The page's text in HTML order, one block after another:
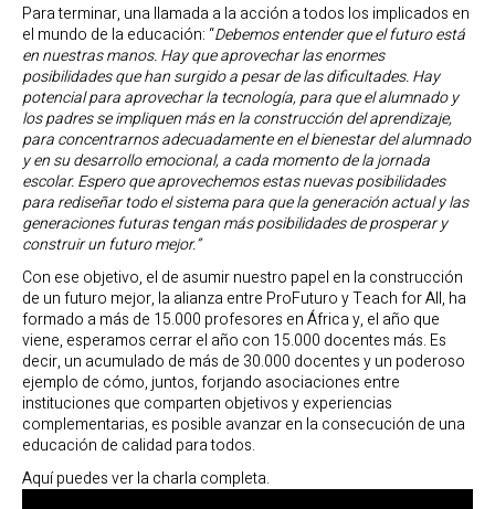
Para terminar, una llamada a la acción a todos los implicados en
el mundo de la educación: “Debemos entender que el futuro está
en nuestras manos. Hay que aprovechar las enormes
posibilidades que han surgido a pesar de las dificultades. Hay
potencialpara aprovechar la tecnología, para que el alumnado y
los padres se impliquen más en la construcción del aprendizaje,
para concentrarnos adecuadamente en el bienestar del alumnado
y en su desarrollo emocional, a cada momento de la jornada
escolar. Espero que aprovechemos estas nuevas posibilidades
para rediseñar todo el sistema para que la generación actual y las
generaciones futuras tengan más posibilidades de prosperar y
construir un futuro mejor.”
Con ese objetivo, el de asumir nuestro papel en la construcción
de un futuro mejor, la alianza entre ProFuturo y Teach for All, ha
formado a más de 15.000 profesores en África y, el año que
viene, esperamos cerrar el año con 15.000 docentes más. Es
decir, un acumulado de más de 30.000 docentes y un poderoso
ejemplo de cómo, juntos, forjando asociaciones entre
instituciones que comparten objetivos y experiencias
complementarias, es posible avanzar en la consecución de una
educación de calidad para todos.
Aquí puedes ver la charla completa.